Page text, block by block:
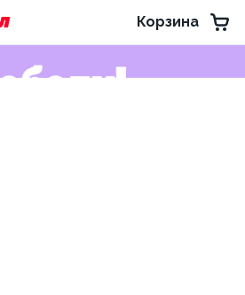
Корзина